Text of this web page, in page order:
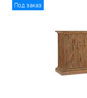
Под заказ